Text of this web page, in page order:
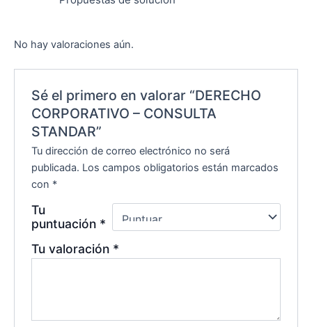
No hay valoraciones aún.
Sé el primero en valorar “DERECHO
CORPORATIVO – CONSULTA
STANDAR”
Tu dirección de correo electrónico no será
publicada. Los campos obligatorios están marcados
con *
Tu
puntuación *
Tu valoración *